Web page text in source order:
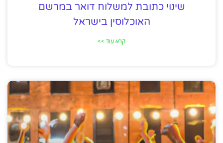
שינוי כתובת למשלוח דואר במרשם
האוכלוסין בישראל
קרא עוד >>